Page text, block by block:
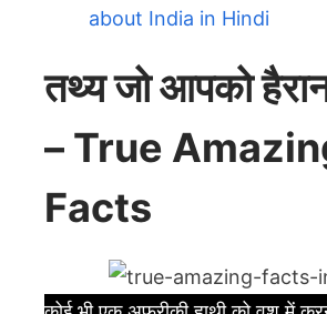
about India in Hindi
तथ्य जो आपको
– True
Facts